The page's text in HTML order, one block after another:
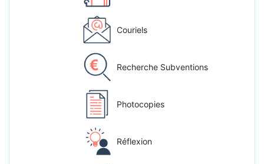
Couriels
Recherche Subventions
Photocopies
Réflexion